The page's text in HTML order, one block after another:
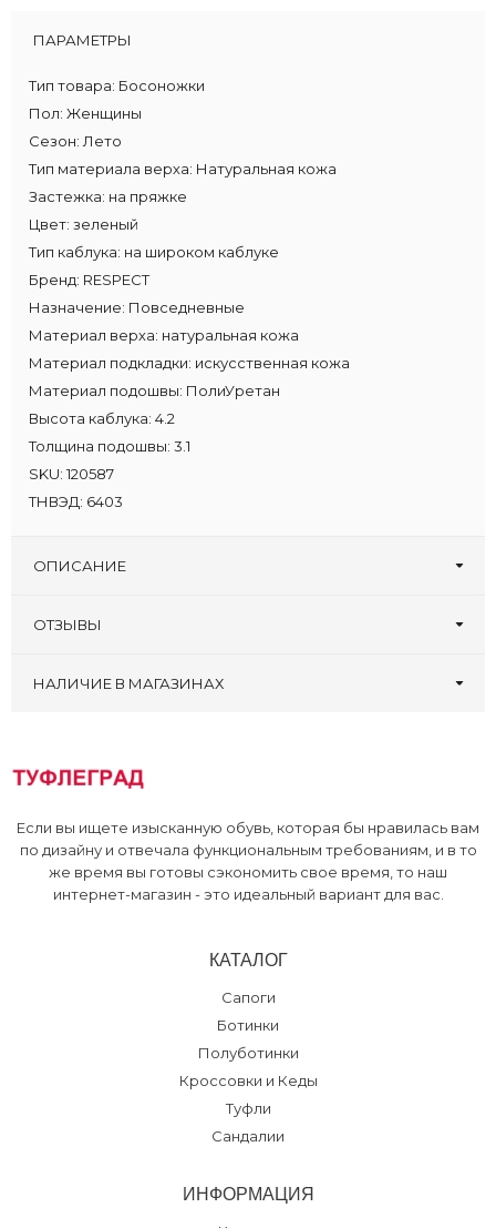
ПАРАМЕТРЫ
Тип товара: Босоножки
Пол: Женщины
Сезон: Лето
Тип материала верха: Натуральная кожа
Застежка: на пряжке
Цвет: зеленый
Тип каблука: на широком каблуке
Бренд: RESPECT
Назначение: Повседневные
Материал верха: натуральная кожа
Материал подкладки: искусственная кожа
Материал подошвы: ПолиУретан
Высота каблука: 4.2
Толщина подошвы: 3.1
SKU: 120587
ТНВЭД: 6403
ОПИСАНИЕ
ОТЗЫВЫ
Оставьте первый отзыв!
НАЛИЧИЕ В МАГАЗИНАХ
Если вы ищете изысканную обувь, которая бы нравилась вам
по дизайну и отвечала функциональным требованиям, и в то
же время вы готовы сэкономить свое время, то наш
интернет-магазин - это идеальный вариант для вас.
КАТАЛОГ
Сапоги
Ботинки
Полуботинки
Кроссовки и Кеды
Туфли
Сандалии
ИНФОРМАЦИЯ